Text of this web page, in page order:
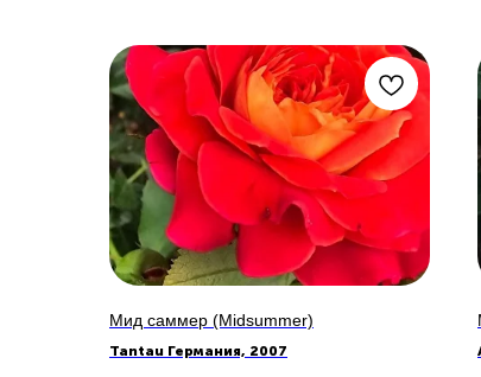
Мид саммер (Midsummer)
Tantau Германия, 2007